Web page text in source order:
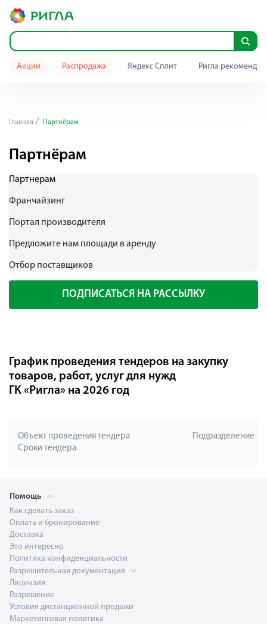
Акции Распродажа Яндекс Сплит Ригла
Главная Партнёрам
Партнёрам
Партнерам
Франчайзинг
Портал производителя
Предложите нам площади в аренду
Отбор поставщиков
ПОДПИСАТЬСЯ НА РАССЫЛКУ
График проведения тендеров на закупку
товаров, работ, услуг для нужд
ГК «Ригла» на 2026 год
Объект проведения тендера
Подразделение
Сроки тендера
Помощь
Как сделать заказ
Оплата и бронирование
Доставка
Это интересно
Политика конфиденциальности
Разрешительная документация
Лицензия
Разрешение
Условия дистанционной продажи
Маркетинговая политика